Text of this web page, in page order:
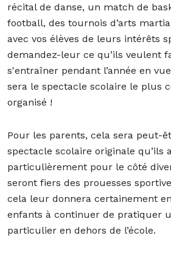
récital de danse, un match de
football, des tournois d’arts
avec vos élèves de leurs intérêts
demandez-leur ce qu’ils veulent
s'entraîner pendant l’année en
sera le spectacle scolaire le plus
organisé !
Pour les parents, cela sera peut-
spectacle scolaire originale qu’ils
particulièrement pour le côté
seront fiers des prouesses
cela leur donnera certainement
enfants à continuer de pratiquer
particulier en dehors de l’école.